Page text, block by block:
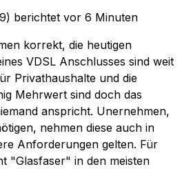
berichtet vor 6 Minuten
korrekt, die heutigen
VDSL Anschlusses sind weit
Privathaushalte und die
Mehrwert sind doch das
anspricht. Unernehmen,
nehmen diese auch in
Anforderungen gelten. Für
"Glasfaser" in den meisten